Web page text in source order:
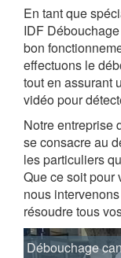
En tant que
IDF
bon
effectuons le
tout en assurant
vidéo pour
Notre entreprise
se consacre au
les particuliers
Que ce soit pour
nous
résoudre tous
Débouchage